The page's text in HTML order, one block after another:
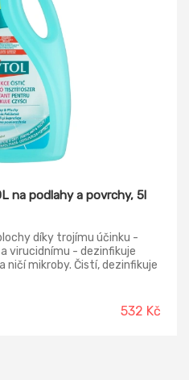
na podlahy a povrchy, 5l
díky trojímu účinku -
virucidnímu - dezinfikuje
mikroby. Čistí, dezinfikuje
532 Kč